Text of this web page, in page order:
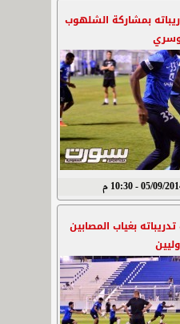
بمشاركة الشلهوب
2014 - 10:30 م
بغياب المصابين